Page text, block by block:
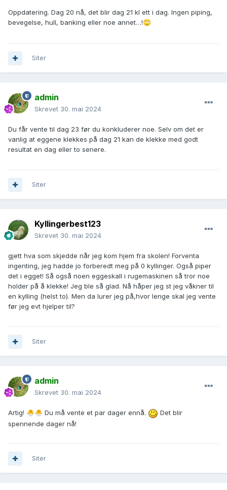
Oppdatering. Dag 20 nå, det blir dag 21 kl ett i dag. Ingen piping,
bevegelse, hull, banking eller noe annet…!🙄
Siter
admin
Skrevet 30. mai 2024
Du får vente til dag 23 før du konkluderer noe. Selv om det er
vanlig at eggene klekkes på dag 21 kan de klekke med godt
resultat en dag eller to senere.
Siter
Kyllingerbest123
Skrevet 30. mai 2024
gjett hva som skjedde når jeg kom hjem fra skolen! Forventa
ingenting, jeg hadde jo forberedt meg på 0 kyllinger. Også piper
det i egget! Så også noen eggeskall i rugemaskinen så tror noe
holder på å klekke! Jeg ble så glad. Nå håper jeg st jeg våkner til
en kylling (helst to). Men da lurer jeg på,hvor lenge skal jeg vente
før jeg evt hjelper til?
Siter
admin
Skrevet 30. mai 2024
Artig! 🐣🐣 Du må vente et par dager ennå.
Det blir
spennende dager nå!
Siter